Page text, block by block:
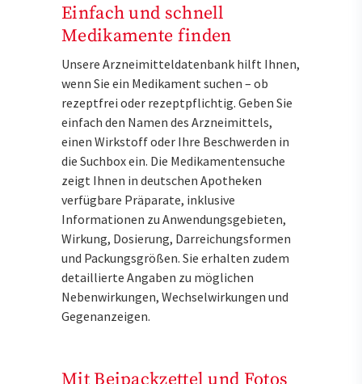
Einfach und schnell
Medikamente finden
Unsere Arzneimitteldatenbank hilft Ihnen,
wenn Sie ein Medikament suchen – ob
rezeptfrei oder rezeptpflichtig. Geben Sie
einfach den Namen des Arzneimittels,
einen Wirkstoff oder Ihre Beschwerden in
die Suchbox ein. Die Medikamentensuche
zeigt Ihnen in deutschen Apotheken
verfügbare Präparate, inklusive
Informationen zu Anwendungsgebieten,
Wirkung, Dosierung, Darreichungsformen
und Packungsgrößen. Sie erhalten zudem
detaillierte Angaben zu möglichen
Nebenwirkungen, Wechselwirkungen und
Gegenanzeigen.